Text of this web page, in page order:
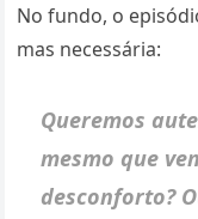
No fundo, o
mas necessária:
Queremos
mesmo que
desconforto?